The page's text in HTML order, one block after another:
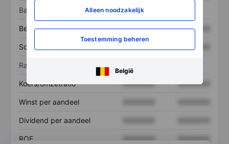
Alleen noodzakelijk
Toestemming beheren
België
Balans
Bezittingen XXXXXXX XXXXXXX
Schulden XXXXXXX
Ratio's
Koers/omzetratio XXXXXXX XXXXXXX
Winst per aandeel
Dividend per aandeel
ROE XXXXXXX
XXXXXXX